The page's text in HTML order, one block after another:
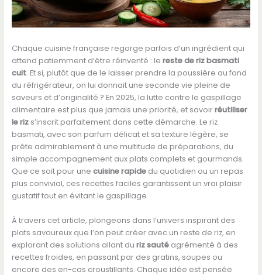
Chaque cuisine française regorge parfois d’un ingrédient qui
attend patiemment d’être réinventé : le reste de riz basmati
cuit. Et si, plutôt que de le laisser prendre la poussière au fond
du réfrigérateur, on lui donnait une seconde vie pleine de
saveurs et d’originalité ? En 2025, la lutte contre le gaspillage
alimentaire est plus que jamais une priorité, et savoirréutiliser
le rizs’inscrit parfaitement dans cette démarche. Le riz
basmati, avec son parfum délicat et sa texture légère, se
prête admirablement à une multitude de préparations, du
simple accompagnement aux plats complets et gourmands.
Que ce soit pour une cuisine rapidedu quotidien ou un repas
plus convivial, ces recettes faciles garantissent un vrai plaisir
gustatif tout en évitant le gaspillage.
À travers cet article, plongeons dans l’univers inspirant des
plats savoureux que l’on peut créer avec un reste de riz, en
explorant des solutions allant du riz sautéagrémenté à des
recettes froides, en passant par des gratins, soupes ou
encore des en-cas croustillants. Chaque idée est pensée